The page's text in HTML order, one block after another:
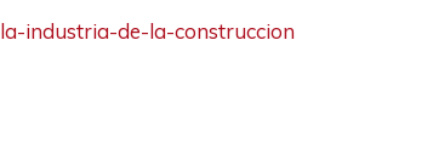
la-industria-de-la-construccion